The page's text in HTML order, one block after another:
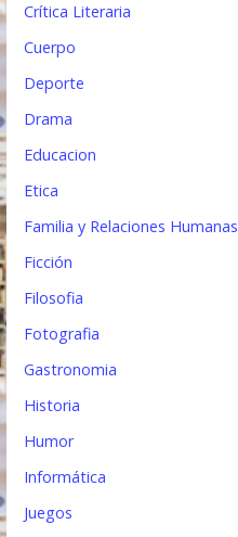
Crítica Literaria
Cuerpo
Deporte
Drama
Educacion
Etica
Familia y Relaciones Humanas
Ficción
Filosofia
Fotografia
Gastronomia
Historia
Humor
Informática
Juegos